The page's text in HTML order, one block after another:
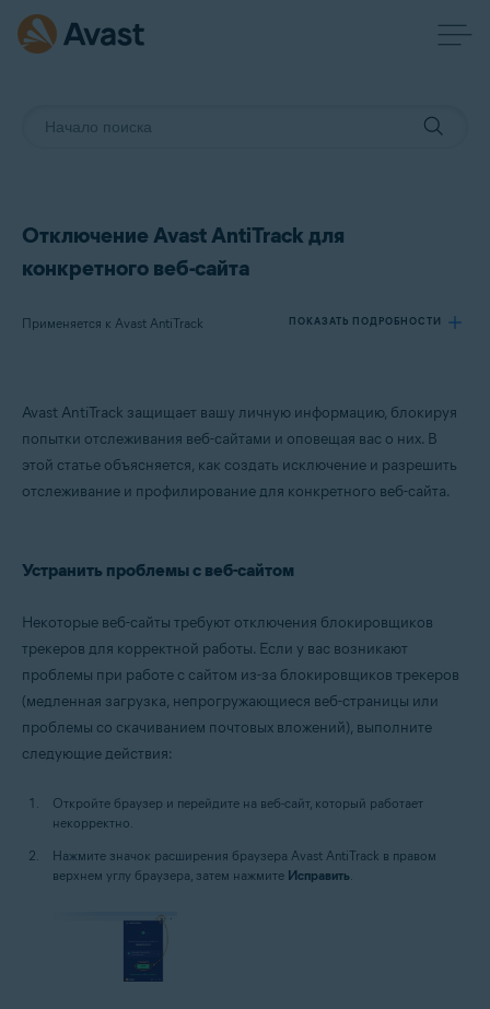
Отключение Avast AntiTrack для
конкретного веб-сайта
Применяется к Avast AntiTrack ПОКАЗАТЬ ПОДРОБНОСТИ
Продукты:
Avast AntiTrack
Avast AntiTrack защищает вашу личную информацию, блокируя
попытки отслеживания веб-сайтами и оповещая вас о них. В
этой статье объясняется, как создать исключение и разрешить
отслеживание и профилирование для конкретного веб-сайта.
Устранить проблемы с веб-сайтом
Некоторые веб-сайты требуют отключения блокировщиков
трекеров для корректной работы. Если у вас возникают
проблемы при работе с сайтом из-за блокировщиков трекеров
(медленная загрузка, непрогружающиеся веб-страницы или
проблемы со скачиванием почтовых вложений), выполните
следующие действия:
Откройте браузер и перейдите на веб-сайт, который работает
некорректно.
Нажмите значок расширения браузера Avast AntiTrack в правом
верхнем углу браузера, затем нажмите Исправить.